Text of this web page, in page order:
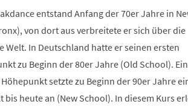
entstand Anfang der 70er Jahre in
von dort aus verbreitete er sich über die
Welt. In Deutschland hatte er seinen ersten
zu Beginn der 80er Jahre (Old School). Ein
setzte zu Beginn der 90er Jahre
bis heute an (New School). In diesem Kurs